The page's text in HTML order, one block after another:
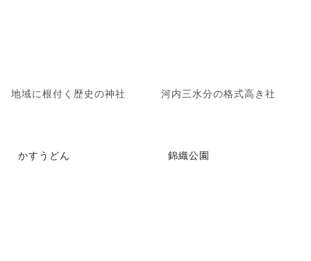
地域に根付く歴史の神社 河内三水分の格式高き社
かすうどん 錦織公園